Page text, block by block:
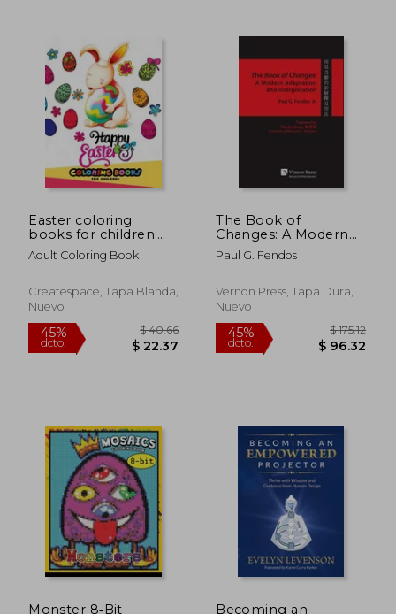
40%
45% $ 47.06 45%
Easter coloring
books for children:
(Jumbo Size Edition)
(en Inglés)
Adult Coloring Book
Createspace, Tapa Blanda,
Nuevo
The Book of
Changes: A Modern
Adaptation and
Interpretation (Series
Paul G. Fendos
Vernon Press, Tapa Dura,
Nuevo
Monster 8-ฺBit Becoming an